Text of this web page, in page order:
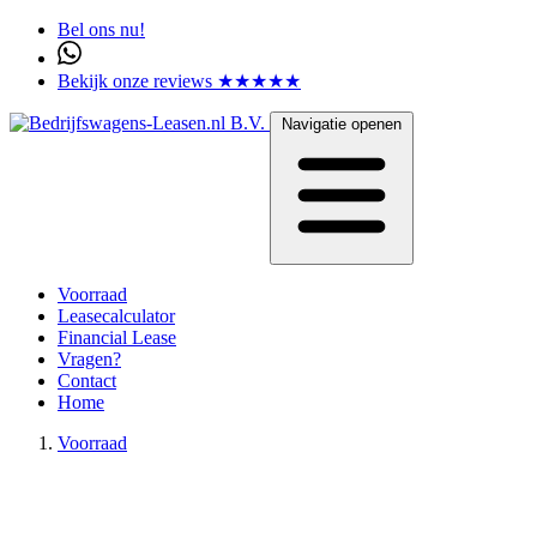
Bel ons nu!
Bekijk onze reviews ★★★★★
Navigatie openen
Voorraad
Leasecalculator
Financial Lease
Vragen?
Contact
Home
Voorraad